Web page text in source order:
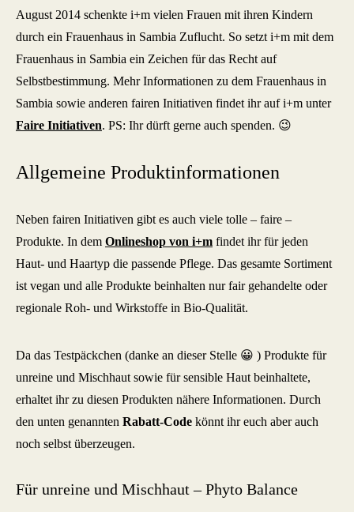
August 2014 schenkte i+m vielen Frauen mit ihren Kindern
durch ein Frauenhaus in Sambia Zuflucht. So setzt i+m mit dem
Frauenhaus in Sambia ein Zeichen für das Recht auf
Selbstbestimmung. Mehr Informationen zu dem Frauenhaus in
Sambia sowie anderen fairen Initiativen findet ihr auf i+m unter
Faire Initiativen. PS: Ihr dürft gerne auch spenden. 😉
Allgemeine Produktinformationen
Neben fairen Initiativen gibt es auch viele tolle – faire –
Produkte. In dem Onlineshop von i+m findet ihr für jeden
Haut- und Haartyp die passende Pflege. Das gesamte Sortiment
ist vegan und alle Produkte beinhalten nur fair gehandelte oder
regionale Roh- und Wirkstoffe in Bio-Qualität.
Da das Testpäckchen (danke an dieser Stelle 😀 ) Produkte für
unreine und Mischhaut sowie für sensible Haut beinhaltete,
erhaltet ihr zu diesen Produkten nähere Informationen. Durch
den unten genannten Rabatt-Code könnt ihr euch aber auch
noch selbst überzeugen.
Für unreine und Mischhaut – Phyto Balance